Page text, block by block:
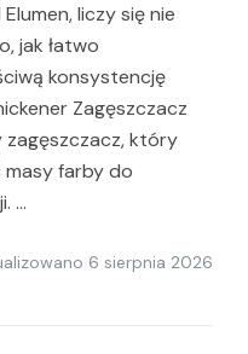
liczy się nie
jak łatwo
konsystencję
Zagęszczacz
który
farby do
…
6 sierpnia 2026